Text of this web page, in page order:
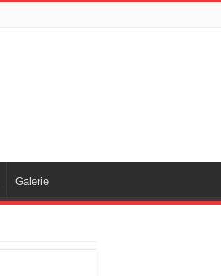
Galerie